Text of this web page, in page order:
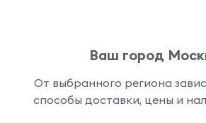
-30%
Ваш город
От выбранного региона
способы доставки, цены и